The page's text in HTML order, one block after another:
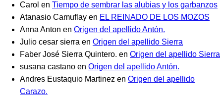
Carol en Tiempo de sembrar las alubias y los garbanzos
Atanasio Camuflay en EL REINADO DE LOS MOZOS
Anna Anton en Origen del apellido Antón.
Julio cesar sierra en Origen del apellido Sierra
Faber José Sierra Quintero. en Origen del apellido Sierra
susana castano en Origen del apellido Antón.
Andres Eustaquio Martinez en Origen del apellido
Carazo.